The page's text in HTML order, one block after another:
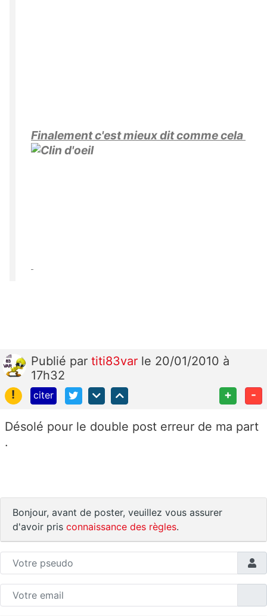
Finalement c'est mieux dit comme cela
Publié par titi83var le 20/01/2010 à
17h32
!
citer + -
Désolé pour le double post erreur de ma part
.
Bonjour, avant de poster, veuillez vous assurer
d'avoir pris connaissance des règles.